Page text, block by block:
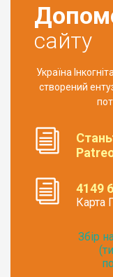
сайту
Україна
створений
4149
Карта
Збір